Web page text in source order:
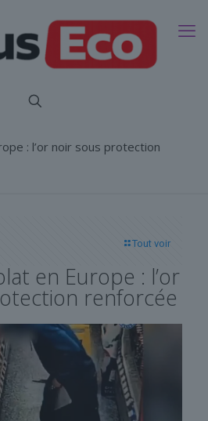
: l’or noir sous protection
Tout voir
en Europe : l’or
renforcée